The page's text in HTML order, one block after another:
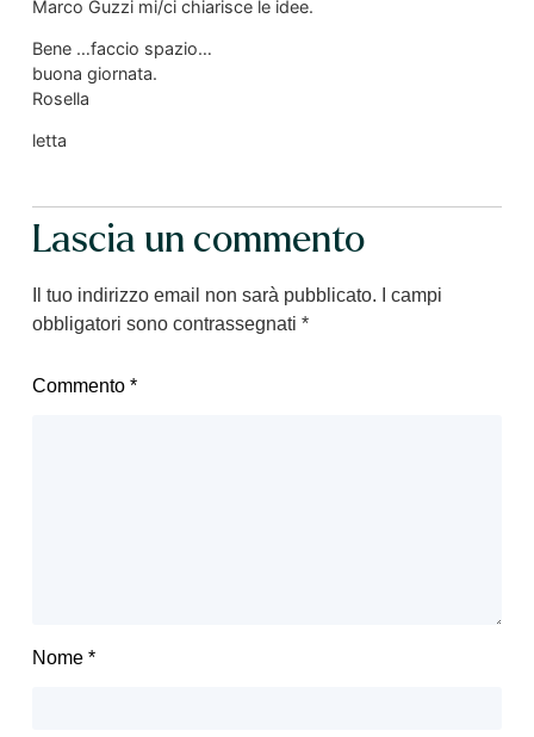
Marco Guzzi mi/ci chiarisce le idee.
Bene …faccio spazio…
buona giornata.
Rosella
letta
Lascia un commento
Il tuo indirizzo email non sarà pubblicato.
I campi
obbligatori sono contrassegnati *
Commento *
Nome *